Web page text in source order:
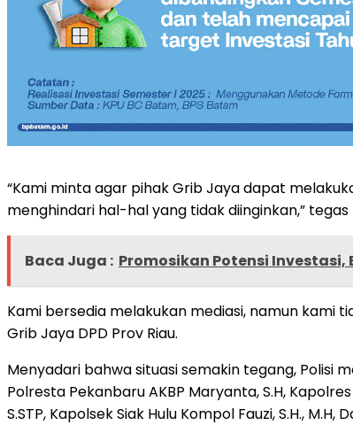
“Kami minta agar pihak Grib Jaya dapat
menghindari hal-hal yang tidak diinginkan,” tegas
Baca Juga : Promosikan Potensi Investasi,
Kami bersedia melakukan mediasi, namun kami
Grib Jaya DPD Prov Riau.
Menyadari bahwa situasi semakin tegang, Polisi
Polresta Pekanbaru AKBP Maryanta, S.H,
S.STP, Kapolsek Siak Hulu Kompol Fauzi, S.H.,